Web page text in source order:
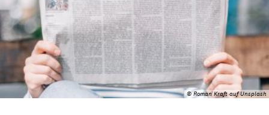
© Roman Kraft auf Unsplash